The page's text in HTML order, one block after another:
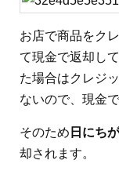
お店で商品をク
て現金で返却し
た場合はクレジ
ないので、現金
そのため 日にち
却されます。